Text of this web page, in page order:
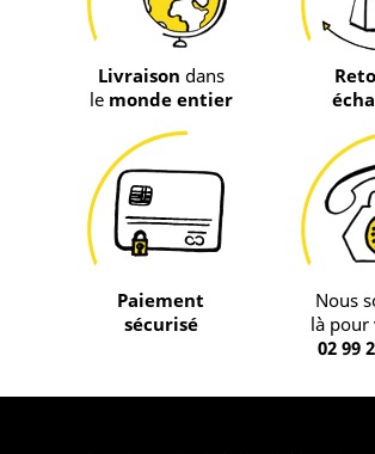
Livraison dans
lemonde entier
Paiement
sécurisé
Nous
là pour
02 99